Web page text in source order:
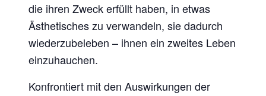
die ihren Zweck erfüllt haben, in etwas
Ästhetisches zu verwandeln, sie dadurch
wiederzubeleben – ihnen ein zweites Leben
einzuhauchen.
Konfrontiert mit den Auswirkungen der